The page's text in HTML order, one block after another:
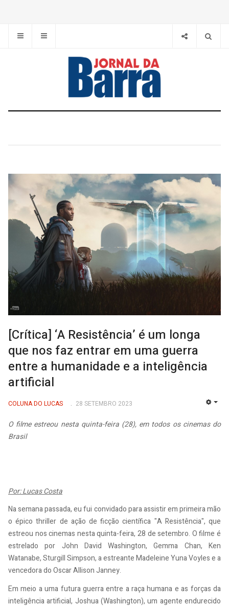
[Crítica] ‘A Resistência’ é um longa
que nos faz entrar em uma guerra
entre a humanidade e a inteligência
artificial
COLUNA DO LUCAS 28 SETEMBRO 2023
O filme estreou nesta quinta-feira (28), em todos os cinemas do
Brasil
Por: Lucas Costa
Na semana passada, eu fui convidado para assistir em primeira mão
o épico thriller de ação de ficção científica "A Resistência", que
estreou nos cinemas nesta quinta-feira, 28 de setembro. O filme é
estrelado por John David Washington, Gemma Chan, Ken
Watanabe, Sturgill Simpson, a estreante Madeleine Yuna Voyles e a
vencedora do Oscar Allison Janney.
Em meio a uma futura guerra entre a raça humana e as forças da
inteligência artificial, Joshua (Washington), um agente endurecido